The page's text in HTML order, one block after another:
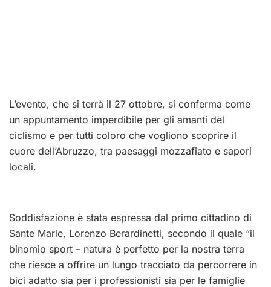
L’evento, che si terrà il 27 ottobre, si conferma come
un appuntamento imperdibile per gli amanti del
ciclismo e per tutti coloro che vogliono scoprire il
cuore dell’Abruzzo, tra paesaggi mozzafiato e sapori
locali.
Soddisfazione è stata espressa dal primo cittadino di
Sante Marie, Lorenzo Berardinetti, secondo il quale “il
binomio sport – natura è perfetto per la nostra terra
che riesce a offrire un lungo tracciato da percorrere in
bici adatto sia per i professionisti sia per le famiglie